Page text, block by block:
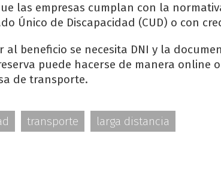
las empresas cumplan con la
Único de Discapacidad (CUD) o con
al beneficio se necesita DNI y la
puede hacerse de manera online
de transporte.
transporte larga distancia